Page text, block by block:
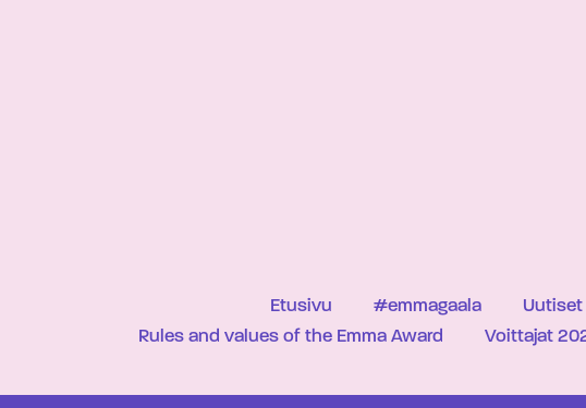
Etusivu #emmagaala Uutiset
Rules and values of the Emma Award
Voittajat